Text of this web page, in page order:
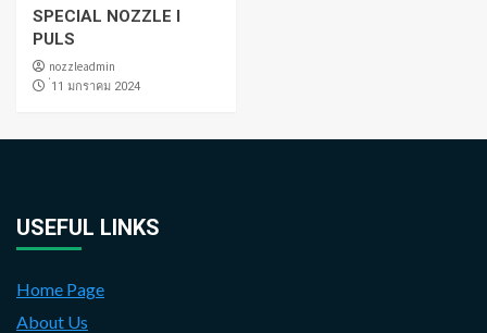
SPECIAL NOZZLE I
PULS
nozzleadmin
่11 มกราคม 2024
USEFUL LINKS
Home Page
About Us